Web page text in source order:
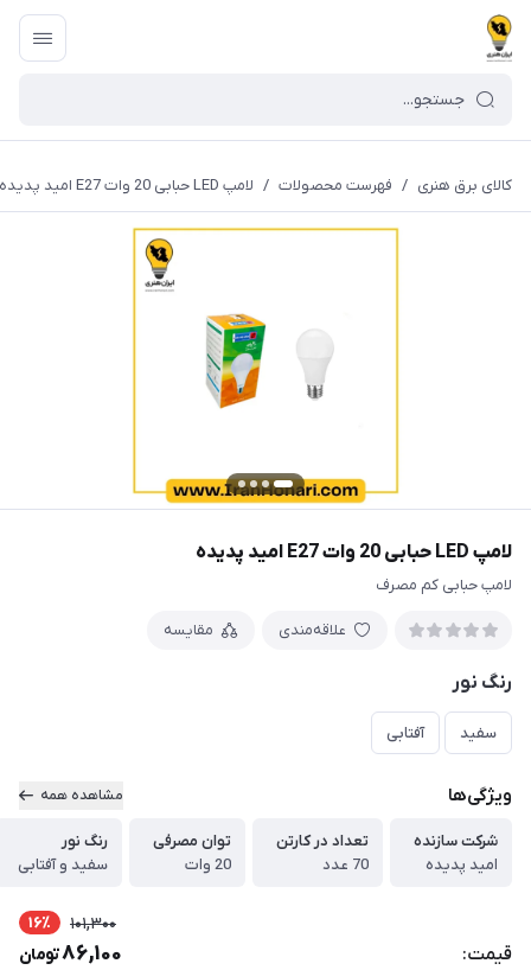
کالای برق هنری / فهرست محصولات / لامپ LED حبابی 20 وات E27 امید پدیده
لامپ LED حبابی 20 وات E27 امید پدیده
لامپ حبابی کم مصرف
علاقه‌مندی مقایسه
رنگ نور
سفید آفتابی
ویژگی‌ها مشاهده همه
شرکت سازنده
امید پدیده
تعداد در کارتن
70 عدد
توان مصرفی
20 وات
رنگ نور
سفید و آفتابی
قیمت:
101,300 16٪
86,100تومان